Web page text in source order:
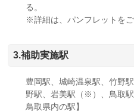
る。
※詳細は、パンフレットをご
3.補助実施駅
豊岡駅、城崎温泉駅、竹野
野駅、岩美駅（※）、鳥取
鳥取県内の駅】